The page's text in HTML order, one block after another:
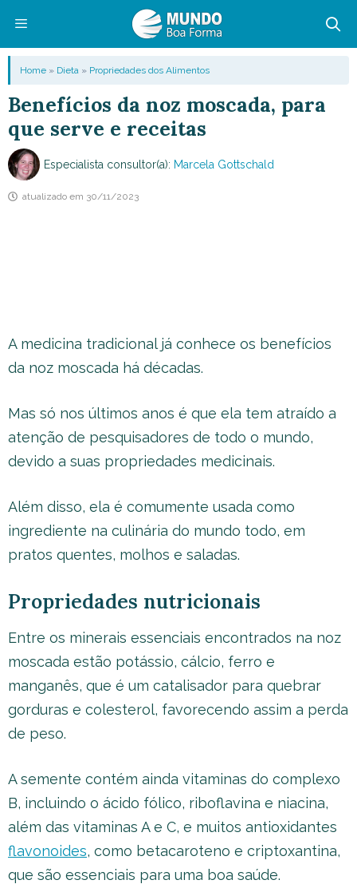
conteúdo
Menu
Home » Dieta » Propriedades dos Alimentos
Benefícios da noz moscada, para
que serve e receitas
Especialista consultor(a): Marcela Gottschald
atualizado em 30/11/2023
A medicina tradicional já conhece os benefícios
da noz moscada há décadas.
Mas só nos últimos anos é que ela tem atraído a
atenção de pesquisadores de todo o mundo,
devido a suas propriedades medicinais.
Além disso, ela é comumente usada como
ingrediente na culinária do mundo todo, em
pratos quentes, molhos e saladas.
Propriedades nutricionais
Entre os minerais essenciais encontrados na noz
moscada estão potássio, cálcio, ferro e
manganês, que é um catalisador para quebrar
gorduras e colesterol, favorecendo assim a perda
de peso.
A semente contém ainda vitaminas do complexo
B, incluindo o ácido fólico, riboflavina e niacina,
além das vitaminas A e C, e muitos antioxidantes
flavonoides, como betacaroteno e criptoxantina,
que são essenciais para uma boa saúde.